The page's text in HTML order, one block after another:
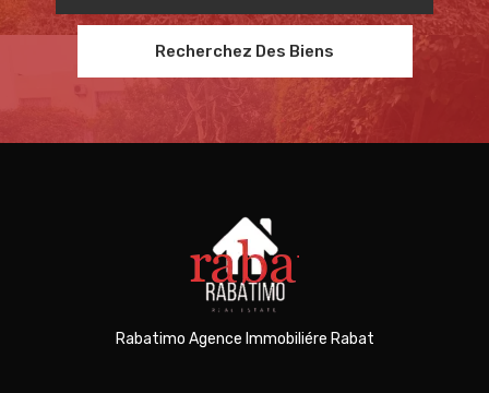
Recherchez Des Biens
Rabatimo Agence Immobiliére Rabat